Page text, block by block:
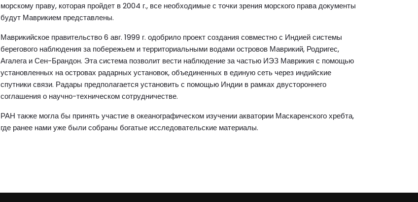
морскому праву, которая пройдет в 2004 г., все необходимые с точки зрения морского права документы
будут Маврикием представлены.
Маврикийское правительство 6 авг. 1999 г. одобрило проект создания совместно с Индией системы
берегового наблюдения за побережьем и территориальными водами островов Маврикий, Родригес,
Агалега и Сен-Брандон. Эта система позволит вести наблюдение за частью ИЭЗ Маврикия с помощью
установленных на островах радарных установок, объединенных в единую сеть через индийские
спутники связи. Радары предполагается установить с помощью Индии в рамках двустороннего
соглашения о научно-техническом сотрудничестве.
РАН также могла бы принять участие в океанографическом изучении акватории Маскаренского хребта,
где ранее нами уже были собраны богатые исследовательские материалы.